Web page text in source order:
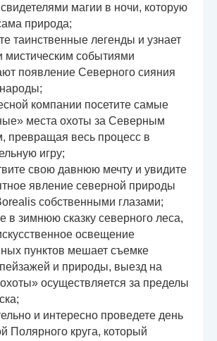
свидетелями магии в ночи, которую
природа;
таинственные легенды и узнает
мистическим событиями
появление Северного сияния
компании посетите самые
места охоты за Северным
превращая весь процесс в
игру;
свою давнюю мечту и увидите
явление северной природы
собственными глазами;
в зимнюю сказку северного леса,
освещение
пунктов мешает съемке
и природы, выезд на
осуществляется за пределы
и интересно проведете день
Полярного круга, который